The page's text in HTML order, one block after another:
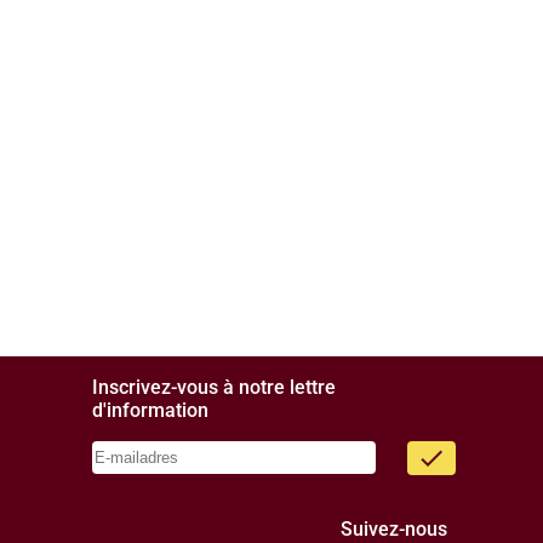
Inscrivez-vous à notre lettre
d'information
done
Suivez-nous